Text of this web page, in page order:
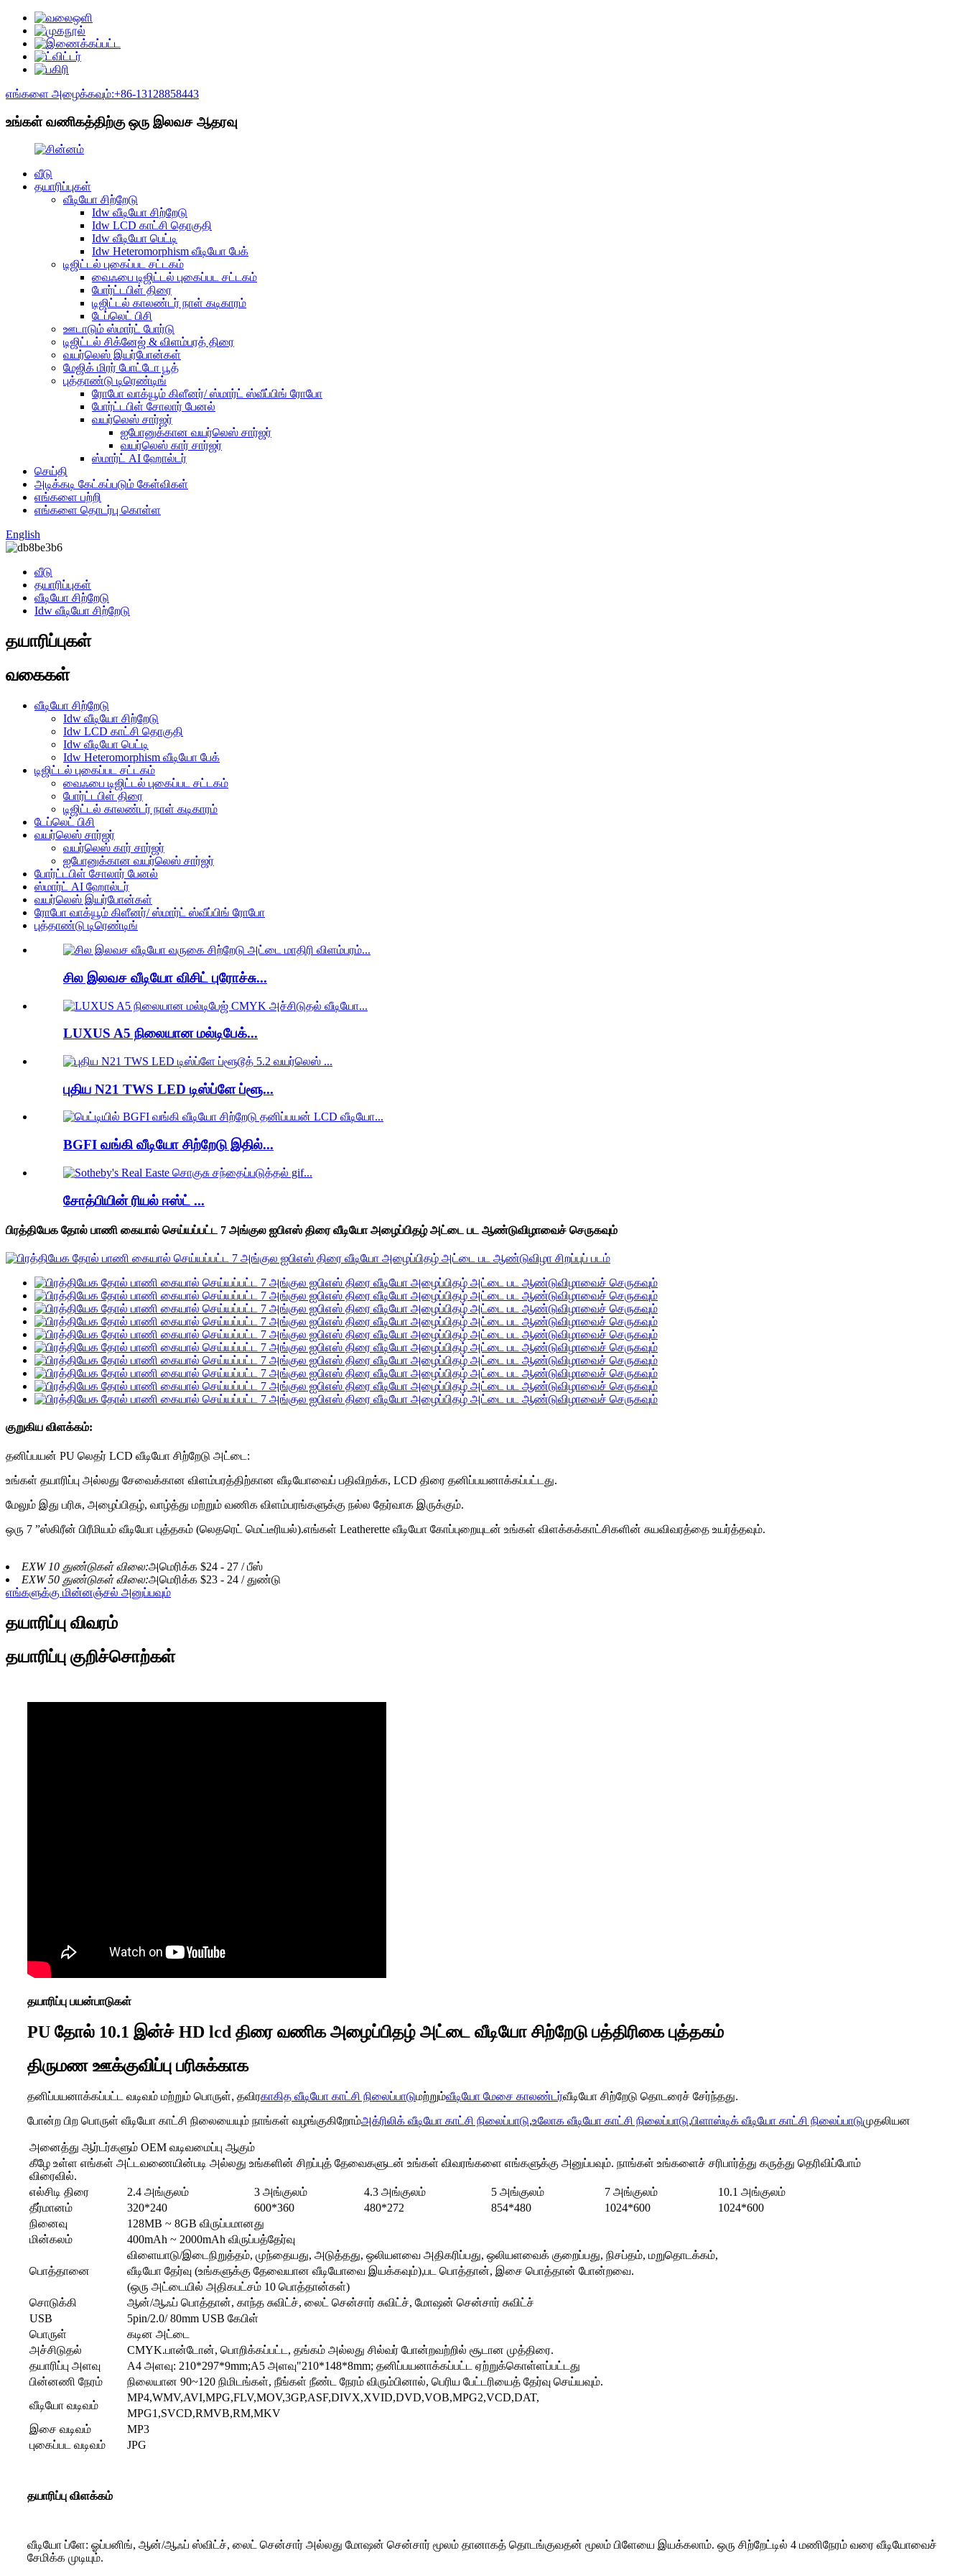
எங்களை அழைக்கவும்:+86-13128858443
உங்கள் வணிகத்திற்கு ஒரு இலவச ஆதரவு
வீடு
தயாரிப்புகள்
வீடியோ சிற்றேடு
Idw வீடியோ சிற்றேடு
Idw LCD காட்சி தொகுதி
Idw வீடியோ பெட்டி
Idw Heteromorphism வீடியோ பேக்
டிஜிட்டல் புகைப்பட சட்டகம்
வைஃபை டிஜிட்டல் புகைப்பட சட்டகம்
போர்ட்டபிள் திரை
டிஜிட்டல் காலண்டர் நாள் கடிகாரம்
டேப்லெட் பிசி
ஊடாடும் ஸ்மார்ட் போர்டு
டிஜிட்டல் சிக்னேஜ் & விளம்பரத் திரை
வயர்லெஸ் இயர்போன்கள்
மேஜிக் மிரர் போட்டோ பூத்
புத்தாண்டு டிரெண்டிங்
ரோபோ வாக்யூம் கிளீனர்/ ஸ்மார்ட் ஸ்வீப்பிங் ரோபோ
போர்ட்டபிள் சோலார் பேனல்
வயர்லெஸ் சார்ஜர்
ஐபோனுக்கான வயர்லெஸ் சார்ஜர்
வயர்லெஸ் கார் சார்ஜர்
ஸ்மார்ட் AI ஹோல்டர்
செய்தி
அடிக்கடி கேட்கப்படும் கேள்விகள்
எங்களை பற்றி
எங்களை தொடர்பு கொள்ள
English
வீடு
தயாரிப்புகள்
வீடியோ சிற்றேடு
Idw வீடியோ சிற்றேடு
தயாரிப்புகள்
வகைகள்
வீடியோ சிற்றேடு
Idw வீடியோ சிற்றேடு
Idw LCD காட்சி தொகுதி
Idw வீடியோ பெட்டி
Idw Heteromorphism வீடியோ பேக்
டிஜிட்டல் புகைப்பட சட்டகம்
வைஃபை டிஜிட்டல் புகைப்பட சட்டகம்
போர்ட்டபிள் திரை
டிஜிட்டல் காலண்டர் நாள் கடிகாரம்
டேப்லெட் பிசி
வயர்லெஸ் சார்ஜர்
வயர்லெஸ் கார் சார்ஜர்
ஐபோனுக்கான வயர்லெஸ் சார்ஜர்
போர்ட்டபிள் சோலார் பேனல்
ஸ்மார்ட் AI ஹோல்டர்
வயர்லெஸ் இயர்போன்கள்
ரோபோ வாக்யூம் கிளீனர்/ ஸ்மார்ட் ஸ்வீப்பிங் ரோபோ
புத்தாண்டு டிரெண்டிங்
சில இலவச வீடியோ விசிட் புரோச்சு...
LUXUS A5 நிலையான மல்டிபேக்...
புதிய N21 TWS LED டிஸ்ப்ளே ப்ளூ...
BGFI வங்கி வீடியோ சிற்றேடு இதில்...
சோத்பியின் ரியல் ஈஸ்ட் ...
பிரத்தியேக தோல் பாணி கையால் செய்யப்பட்ட 7 அங்குல ஐபிஎஸ் திரை வீடியோ அழைப்பிதழ் அட்டை பட ஆண்டுவிழாவைச் செருகவும்
குறுகிய விளக்கம்:
தனிப்பயன் PU லெதர் LCD வீடியோ சிற்றேடு அட்டை:
உங்கள் தயாரிப்பு அல்லது சேவைக்கான விளம்பரத்திற்கான வீடியோவைப் பதிவிறக்க, LCD திரை தனிப்பயனாக்கப்பட்டது.
மேலும் இது பரிசு, அழைப்பிதழ், வாழ்த்து மற்றும் வணிக விளம்பரங்களுக்கு நல்ல தேர்வாக இருக்கும்.
ஒரு 7 ”ஸ்கிரீன் பிரீமியம் வீடியோ புத்தகம் (லெதரெட் மெட்டீரியல்).எங்கள் Leatherette வீடியோ கோப்புறையுடன் உங்கள் விளக்கக்காட்சிகளின் சுயவிவரத்தை உயர்த்தவும்.
EXW 10 துண்டுகள் விலை:அமெரிக்க $24 - 27 / பீஸ்
EXW 50 துண்டுகள் விலை:அமெரிக்க $23 - 24 / துண்டு
எங்களுக்கு மின்னஞ்சல் அனுப்பவும்
தயாரிப்பு விவரம்
தயாரிப்பு குறிச்சொற்கள்
தயாரிப்பு பயன்பாடுகள்
PU தோல் 10.1 இன்ச் HD lcd திரை வணிக அழைப்பிதழ் அட்டை வீடியோ சிற்றேடு பத்திரிகை புத்தகம்
திருமண ஊக்குவிப்பு பரிசுக்காக
தனிப்பயனாக்கப்பட்ட வடிவம் மற்றும் பொருள், தவிரகாகித வீடியோ காட்சி நிலைப்பாடுமற்றும்வீடியோ மேசை காலண்டர்வீடியோ சிற்றேடு தொடரைச் சேர்ந்தது.
போன்ற பிற பொருள் வீடியோ காட்சி நிலையையும் நாங்கள் வழங்குகிறோம்அக்ரிலிக் வீடியோ காட்சி நிலைப்பாடு,உலோக வீடியோ காட்சி நிலைப்பாடு,பிளாஸ்டிக் வீடியோ காட்சி நிலைப்பாடுமுதலியன
அனைத்து ஆர்டர்களும் OEM வடிவமைப்பு ஆகும்
கீழே உள்ள எங்கள் அட்டவணையின்படி அல்லது உங்களின் சிறப்புத் தேவைகளுடன் உங்கள் விவரங்களை எங்களுக்கு அனுப்பவும். நாங்கள் உங்களைச் சரிபார்த்து கருத்து தெரிவிப்போம்
விரைவில்.
எல்சிடி திரை
2.4 அங்குலம் 3 அங்குலம் 4.3 அங்குலம் 5 அங்குலம் 7 அங்குலம்
10.1 அங்குலம்
தீர்மானம்
320*240 600*360 480*272 854*480 1024*600
1024*600
நினைவு
128MB ~ 8GB விருப்பமானது
மின்கலம்
400mAh ~ 2000mAh விருப்பத்தேர்வு
பொத்தானை
விளையாடு/இடைநிறுத்தம், முந்தையது, அடுத்தது, ஒலியளவை அதிகரிப்பது, ஒலியளவைக் குறைப்பது, நிசப்தம், மறுதொடக்கம்,
வீடியோ தேர்வு (உங்களுக்கு தேவையான வீடியோவை இயக்கவும்),பட பொத்தான், இசை பொத்தான் போன்றவை.
(ஒரு அட்டையில் அதிகபட்சம் 10 பொத்தான்கள்)
சொடுக்கி
ஆன்/ஆஃப் பொத்தான், காந்த சுவிட்ச், லைட் சென்சார் சுவிட்ச், மோஷன் சென்சார் சுவிட்ச்
USB
5pin/2.0/ 80mm USB கேபிள்
பொருள்
கடின அட்டை
அச்சிடுதல்
CMYK.பான்டோன், பொறிக்கப்பட்ட, தங்கம் அல்லது சில்வர் போன்றவற்றில் சூடான முத்திரை.
தயாரிப்பு அளவு
A4 அளவு: 210*297*9mm;A5 அளவு"210*148*8mm; தனிப்பயனாக்கப்பட்ட ஏற்றுக்கொள்ளப்பட்டது
பின்னணி நேரம்
நிலையான 90~120 நிமிடங்கள், நீங்கள் நீண்ட நேரம் விரும்பினால், பெரிய பேட்டரியைத் தேர்வு செய்யவும்.
வீடியோ வடிவம்
MP4,WMV,AVI,MPG,FLV,MOV,3GP,ASF,DIVX,XVID,DVD,VOB,MPG2,VCD,DAT,
MPG1,SVCD,RMVB,RM,MKV
இசை வடிவம்
MP3
புகைப்பட வடிவம்
JPG
தயாரிப்பு விளக்கம்
வீடியோ ப்ளே: ஓப்பனிங், ஆன்/ஆஃப் ஸ்விட்ச், லைட் சென்சார் அல்லது மோஷன் சென்சார் மூலம் தானாகத் தொடங்குவதன் மூலம் பிளேயை இயக்கலாம். ஒரு சிற்றேட்டில் 4 மணிநேரம் வரை வீடியோவைச்
சேமிக்க முடியும்.